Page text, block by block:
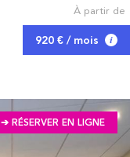
À partir de
920 € / mois
➔ RÉSERVER EN LIGNE